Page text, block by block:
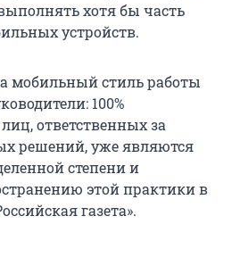
хотя бы часть
устройств.
мобильный стиль работы
100%
ответственных за
решений, уже являются
степени и
этой практики в
газета».